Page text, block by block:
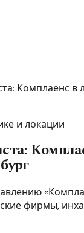
Комплаенс в
и локации
фирмы,